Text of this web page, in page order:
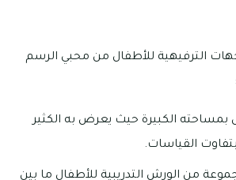
الترفيهية للأطفال من محبي الرسم
بمساحته الكبيرة حيث يعرض به الكثير
القياسات.
من الورش التدريبية للأطفال ما بين